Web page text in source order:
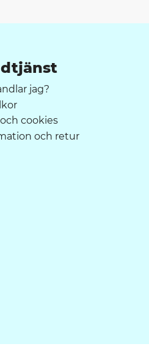
jag?
cookies
och retur